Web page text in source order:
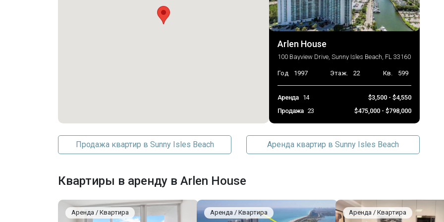
Парковка на одно место
Arlen House
100 Bayview Drive, Sunny Isles Beach, FL 33160
Год 1997 Этаж. 22 Кв. 599
Аренда 14
$3,500 - $4,550
Продажа
23 $475,000 - $798,000
Продажа квартир в Sunny Isles Beach Аренда квартир в Sunny Isles Beach
Квартиры в аренду в Arlen House
Аренда / Квартира Аренда / Квартира Аренда / Квартира